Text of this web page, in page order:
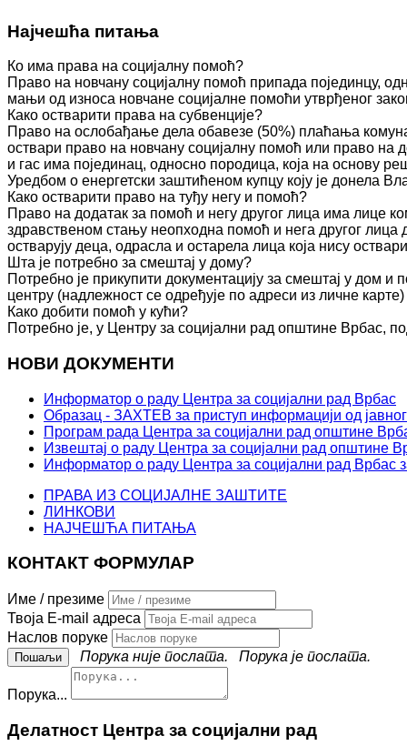
Најчешћа питања
Ко има права на социјалну помоћ?
Право на новчану социјалну помоћ припада појединцу,
мањи од износа новчане социјалне помоћи утврђеног
Како остварити права на субвенције?
Право на ослобађање дела обавезе (50%) плаћања
оствари право на новчану социјалну помоћ или право на
и гас има појединац, односно породица, која на основу
Уредбом о енергетски заштићеном купцу коју је донела
Како остварити право на туђу негу и помоћ?
Право на додатак за помоћ и негу другог лица има лице
здравственом стању неопходна помоћ и нега другог
остварују деца, одрасла и остарела лица која нису
Шта је потребно за смештај у дому?
Потребно је прикупити документацију за смештај у дом
центру (надлежност се одређује по адреси из личне
Како добити помоћ у кући?
Потребно је, у Центру за социјални рад општине Врбас,
НОВИ ДОКУМЕНТИ
Информатор о раду Центра за социјални рад Врбас
Образац - ЗАХТЕВ за приступ информацији од јавног
Програм рада Центра за социјални рад општине
Извештај о раду Центра за социјални рад општине
Информатор о раду Центра за социјални рад Врбас
ПРАВА ИЗ СОЦИЈАЛНЕ ЗАШТИТЕ
ЛИНКОВИ
НАЈЧЕШЋА ПИТАЊА
КОНТАКТ ФОРМУЛАР
Име / презиме
Твоја E-mail адреса
Наслов поруке
Порука није послата.
Порука је послата.
Порука...
Делатност Центра за социјални рад